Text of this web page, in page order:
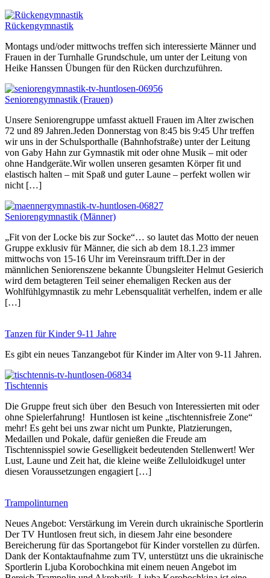
Rückengymnastik
Montags und/oder mittwochs treffen sich interessierte Männer und
Frauen in der Turnhalle Grundschule, um unter der Leitung von
Heike Hanssen Übungen für den Rücken durchzuführen.
Seniorengymnastik (Frauen)
Unsere Seniorengruppe umfasst aktuell Frauen im Alter zwischen
72 und 89 Jahren.Jeden Donnerstag von 8:45 bis 9:45 Uhr treffen
wir uns in der Schulsporthalle (Bahnhofstraße) unter der Leitung
von Gaby Hahn zur Gymnastik mit oder ohne Musik – mit oder
ohne Handgeräte.Wir wollen unseren gesamten Körper fit und
elastisch halten – mit Spaß und guter Laune – perfekt wollen wir
nicht […]
Seniorengymnastik (Männer)
„Fit von der Locke bis zur Socke“… so lautet das Motto der neuen
Gruppe exklusiv für Männer, die sich ab dem 18.1.23 immer
mittwochs von 15-16 Uhr im Vereinsraum trifft.Der in der
männlichen Seniorenszene bekannte Übungsleiter Helmut Gesierich
wird dem betagteren Teil seiner ehemaligen Recken aus der
Wohlfühlgymnastik zu mehr Lebensqualität verhelfen, indem er alle
[…]
Tanzen für Kinder 9-11 Jahre
Es gibt ein neues Tanzangebot für Kinder im Alter von 9-11 Jahren.
Tischtennis
Die Gruppe freut sich über den Besuch von Interessierten mit oder
ohne Spielerfahrung! Huntlosen ist keine „tischtennisfreie Zone“
mehr! Es geht bei uns zwar nicht um Punkte, Platzierungen,
Medaillen und Pokale, dafür genießen die Freude am
Tischtennisspiel sowie Geselligkeit bedeutenden Stellenwert! Wer
Lust, Laune und Zeit hat, die kleine weiße Zelluloidkugel unter
diesen Voraussetzungen engagiert […]
Trampolinturnen
Neues Angebot: Verstärkung im Verein durch ukrainische Sportlerin
Der TV Huntlosen freut sich, in diesem Jahr eine besondere
Bereicherung für das Sportangebot für Kinder vorstellen zu dürfen.
Dank der Kontaktaufnahme zum TV, unterstützt uns die ukrainische
Sportlerin Ljuba Korobochkina mit einem neuen Angebot im